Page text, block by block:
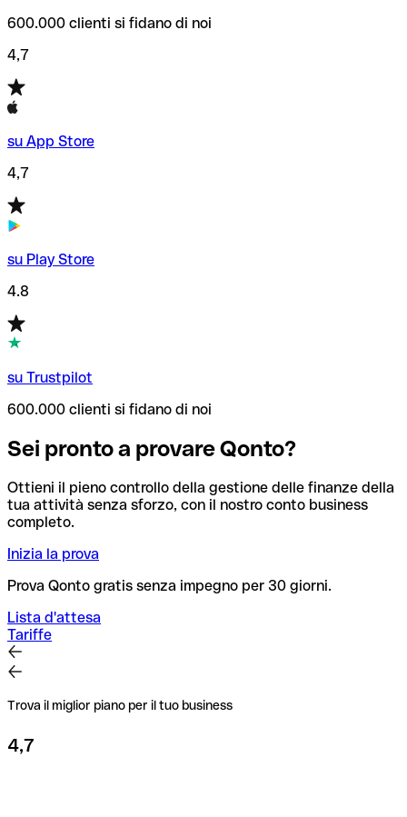
600.000 clienti si fidano di noi
4,7
su App Store
4,7
su Play Store
4.8
su Trustpilot
600.000 clienti si fidano di noi
Sei pronto a provare Qonto?
Ottieni il pieno controllo della gestione delle finanze della
tua attività senza sforzo, con il nostro conto business
completo.
Inizia la prova
Prova Qonto gratis senza impegno per 30 giorni.
Lista d'attesa
Tariffe
Trova il miglior piano per il tuo business
4,7